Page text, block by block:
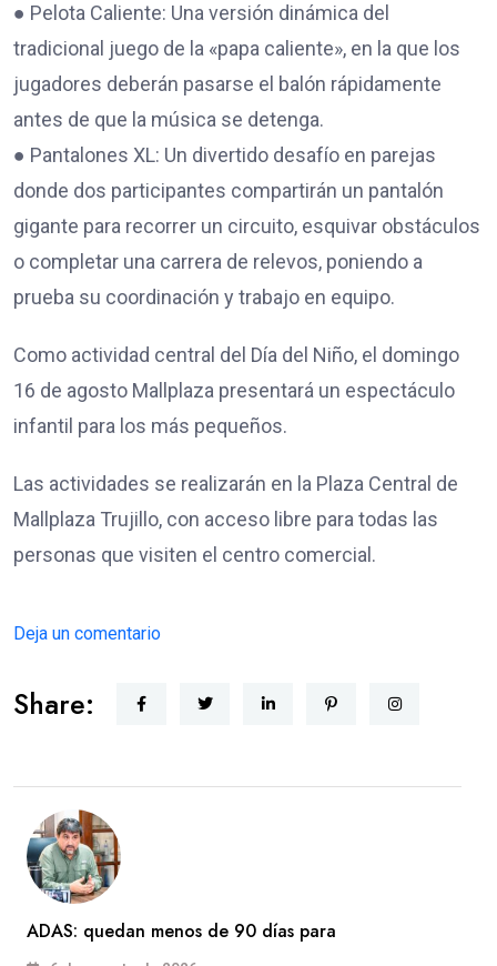
● Pelota Caliente: Una versión dinámica del
tradicional juego de la «papa caliente», en la que los
jugadores deberán pasarse el balón rápidamente
antes de que la música se detenga.
● Pantalones XL: Un divertido desafío en parejas
donde dos participantes compartirán un pantalón
gigante para recorrer un circuito, esquivar obstáculos
o completar una carrera de relevos, poniendo a
prueba su coordinación y trabajo en equipo.
Como actividad central del Día del Niño, el domingo
16 de agosto Mallplaza presentará un espectáculo
infantil para los más pequeños.
Las actividades se realizarán en la Plaza Central de
Mallplaza Trujillo, con acceso libre para todas las
personas que visiten el centro comercial.
Deja un comentario
Share:
ADAS: quedan menos de 90 días para